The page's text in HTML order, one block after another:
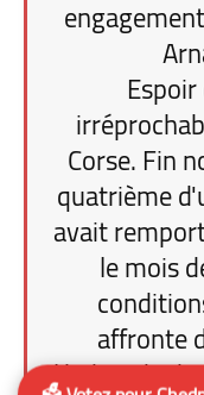
Corse. Fin
quatrième
avait
le mois
affronte
l'habitude